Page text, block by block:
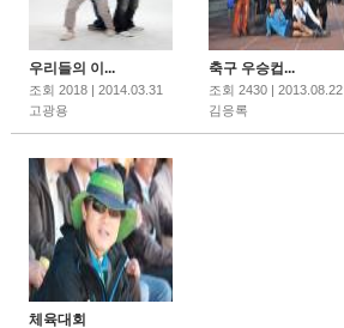
우리들의 이...
조회 2018 | 2014.03.31
고광용
축구 우승컵...
조회 2430 | 2013.08.22
김응록
체육대회